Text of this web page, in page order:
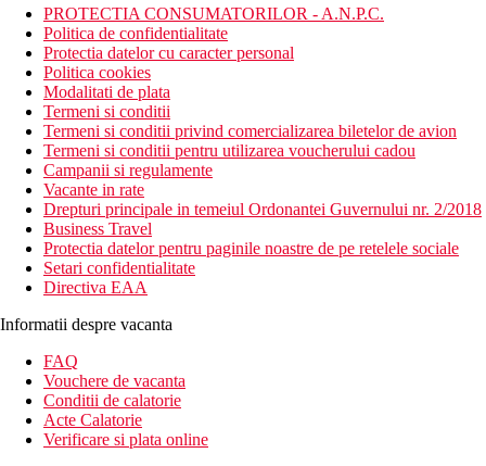
PROTECTIA CONSUMATORILOR - A.N.P.C.
Politica de confidentialitate
Protectia datelor cu caracter personal
Politica cookies
Modalitati de plata
Termeni si conditii
Termeni si conditii privind comercializarea biletelor de avion
Termeni si conditii pentru utilizarea voucherului cadou
Campanii si regulamente
Vacante in rate
Drepturi principale in temeiul Ordonantei Guvernului nr. 2/2018
Business Travel
Protectia datelor pentru paginile noastre de pe retelele sociale
Setari confidentialitate
Directiva EAA
Informatii despre vacanta
FAQ
Vouchere de vacanta
Conditii de calatorie
Acte Calatorie
Verificare si plata online